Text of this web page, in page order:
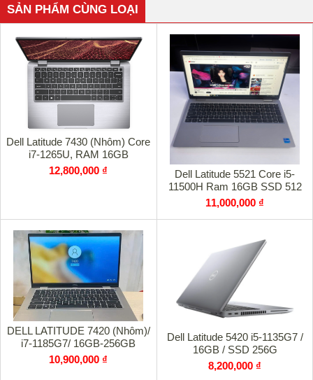
SẢN PHẨM CÙNG LOẠI
Dell Latitude 7430 (Nhôm) Core
i7-1265U, RAM 16GB
12,800,000 ₫
Dell Latitude 5521 Core i5-
11500H Ram 16GB SSD 512
11,000,000 ₫
DELL LATITUDE 7420 (Nhôm)/
i7-1185G7/ 16GB-256GB
10,900,000 ₫
Dell Latitude 5420 i5-1135G7 /
16GB / SSD 256G
8,200,000 ₫